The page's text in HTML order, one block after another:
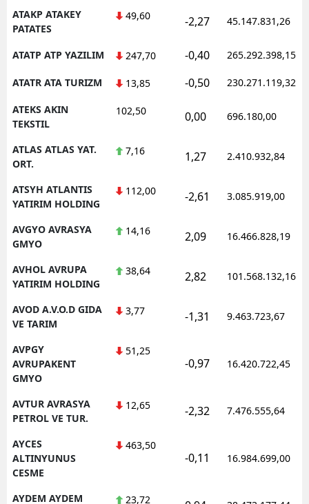
ATAKP ATAKEY
PATATES
49,60 -2,27 45.147.831,26
ATATP ATP YAZILIM 247,70 -0,40 265.292.398,15
ATATR ATA TURIZM 13,85 -0,50 230.271.119,32
ATEKS AKIN
TEKSTIL
102,50 0,00 696.180,00
ATLAS ATLAS YAT.
ORT.
7,16 1,27 2.410.932,84
ATSYH ATLANTIS
YATIRIM HOLDING
112,00 -2,61 3.085.919,00
AVGYO AVRASYA
GMYO
14,16 2,09 16.466.828,19
AVHOL AVRUPA
YATIRIM HOLDING
38,64 2,82 101.568.132,16
AVOD A.V.O.D GIDA
VE TARIM
3,77 -1,31 9.463.723,67
AVPGY
AVRUPAKENT
GMYO
51,25
-0,97 16.420.722,45
AVTUR AVRASYA
PETROL VE TUR.
12,65 -2,32 7.476.555,64
AYCES
ALTINYUNUS
CESME
463,50
-0,11 16.984.699,00
AYDEM AYDEM 23,72